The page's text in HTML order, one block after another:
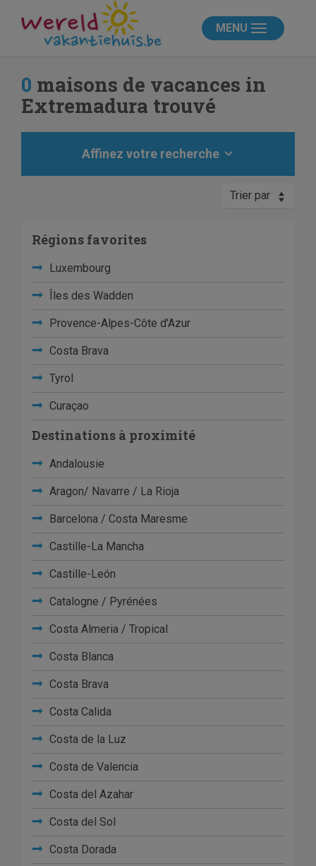
MENU
0 maisons de vacances in
Extremadura trouvé
Affinez votre recherche
Trier par
Régions favorites
Luxembourg
Îles des Wadden
Provence-Alpes-Côte d'Azur
Costa Brava
Tyrol
Curaçao
Destinations à proximité
Andalousie
Aragon/ Navarre / La Rioja
Barcelona / Costa Maresme
Castille-La Mancha
Castille-León
Catalogne / Pyrénées
Costa Almeria / Tropical
Costa Blanca
Costa Brava
Costa Calida
Costa de la Luz
Costa de Valencia
Costa del Azahar
Costa del Sol
Costa Dorada